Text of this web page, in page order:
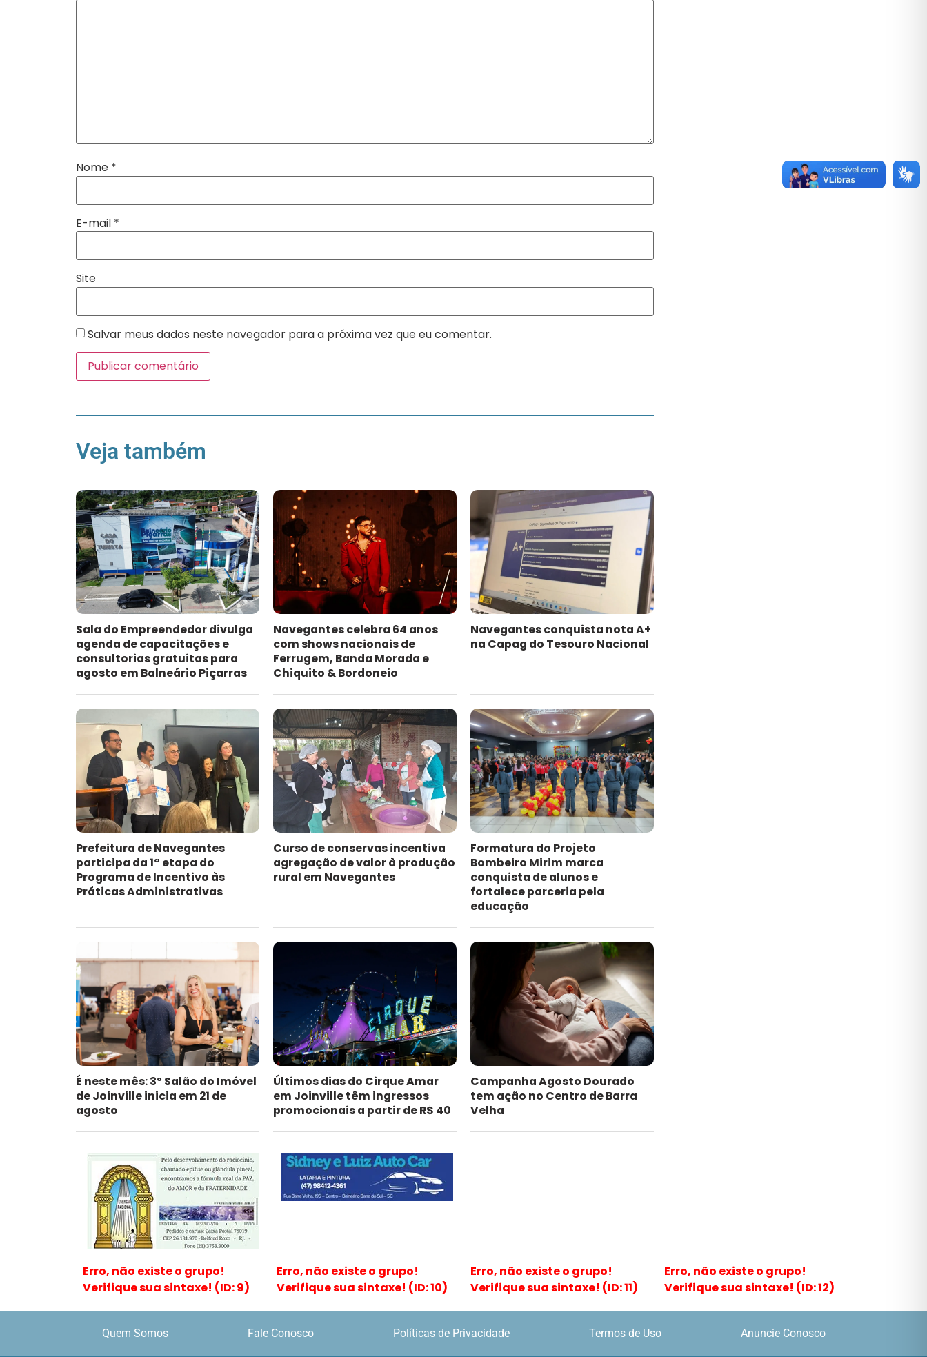
Nome *
E-mail *
Site
Salvar meus dados neste navegador para a próxima vez que eu comentar.
Veja também
Sala do Empreendedor divulga
agenda de capacitações e
consultorias gratuitas para
agosto em Balneário Piçarras
Navegantes celebra 64 anos
com shows nacionais de
Ferrugem, Banda Morada e
Chiquito & Bordoneio
Navegantes conquista nota A+
na Capag do Tesouro Nacional
Prefeitura de Navegantes
participa da 1ª etapa do
Programa de Incentivo às
Práticas Administrativas
Curso de conservas incentiva
agregação de valor à produção
rural em Navegantes
Formatura do Projeto
Bombeiro Mirim marca
conquista de alunos e
fortalece parceria pela
educação
É neste mês: 3º Salão do Imóvel
de Joinville inicia em 21 de
agosto
Últimos dias do Cirque Amar
em Joinville têm ingressos
promocionais a partir de R$ 40
Campanha Agosto Dourado
tem ação no Centro de Barra
Velha
Erro, não existe o grupo!
Verifique sua sintaxe! (ID: 9)
Erro, não existe o grupo!
Verifique sua sintaxe! (ID: 10)
Erro, não existe o grupo!
Verifique sua sintaxe! (ID: 11)
Erro, não existe o grupo!
Verifique sua sintaxe! (ID: 12)
Quem Somos Fale Conosco Políticas de Privacidade Termos de Uso Anuncie Conosco